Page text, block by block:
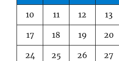
10 11 12 13
17 18 19 20
24 25 26 27